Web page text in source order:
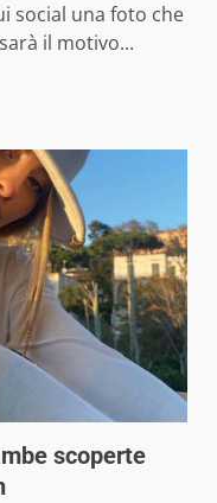
social una foto che
il motivo...
scoperte